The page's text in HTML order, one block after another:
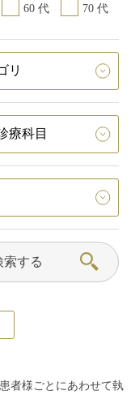
60 代 70 代
者様ごとにあわせて執